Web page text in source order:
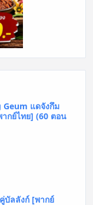
Geum แดจังกึม
กย์ไทย] (60 ตอน
บัลลังก์ [พากย์